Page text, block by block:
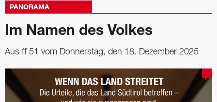
PANORAMA
Im Namen des Volkes
Aus ff 51 vom Donnerstag, den 18. Dezember 2025